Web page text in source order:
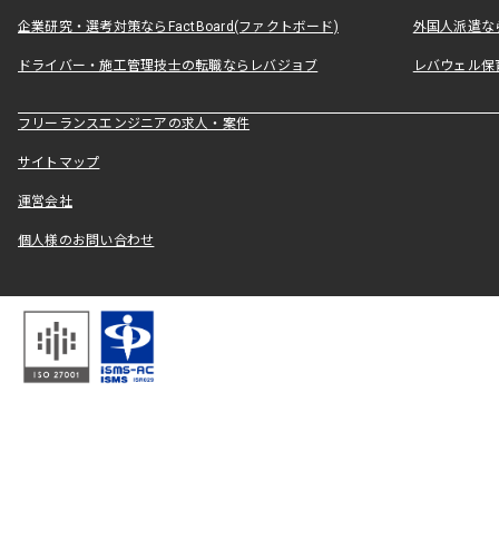
企業研究・選考対策ならFactBoard(ファクトボード) 外国人派遣な
ドライバー・施工管理技士の転職ならレバジョブ レバウェル
フリーランスエンジニアの求人・案件
サイトマップ
運営会社
個人様のお問い合わせ